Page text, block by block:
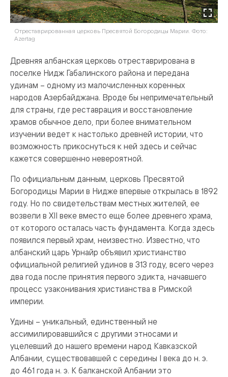
Отреставрированная церковь Пресвятой Богородицы Марии. Фото:
Azertag
Древняя албанская церковь отреставрирована в
поселке Нидж Габалинского района и передана
удинам – одному из малочисленных коренных
народов Азербайджана. Вроде бы непримечательный
для страны, где реставрация и восстановление
храмов обычное дело, при более внимательном
изучении ведет к настолько древней истории, что
возможность прикоснуться к ней здесь и сейчас
кажется совершенно невероятной.
По официальным данным, церковь Пресвятой
Богородицы Марии в Нидже впервые открылась в 1892
году. Но по свидетельствам местных жителей, ее
возвели в XII веке вместо еще более древнего храма,
от которого осталась часть фундамента. Когда здесь
появился первый храм, неизвестно. Известно, что
албанский царь Урнайр объявил христианство
официальной религией удинов в 313 году, всего через
два года после принятия первого эдикта, начавшего
процесс узаконивания христианства в Римской
империи.
Удины – уникальный, единственный не
ассимилировавшийся с другими этносами и
уцелевший до нашего времени народ Кавказской
Албании, существовавшей с середины I века до н. э.
до 461 года н. э. К балканской Албании это